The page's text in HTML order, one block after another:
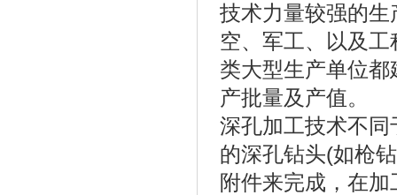
技术力量较强的
空、军工、以及
类大型生产单位
产批量及产值。
深孔加工技术不
的深孔钻头(如枪
附件来完成，在